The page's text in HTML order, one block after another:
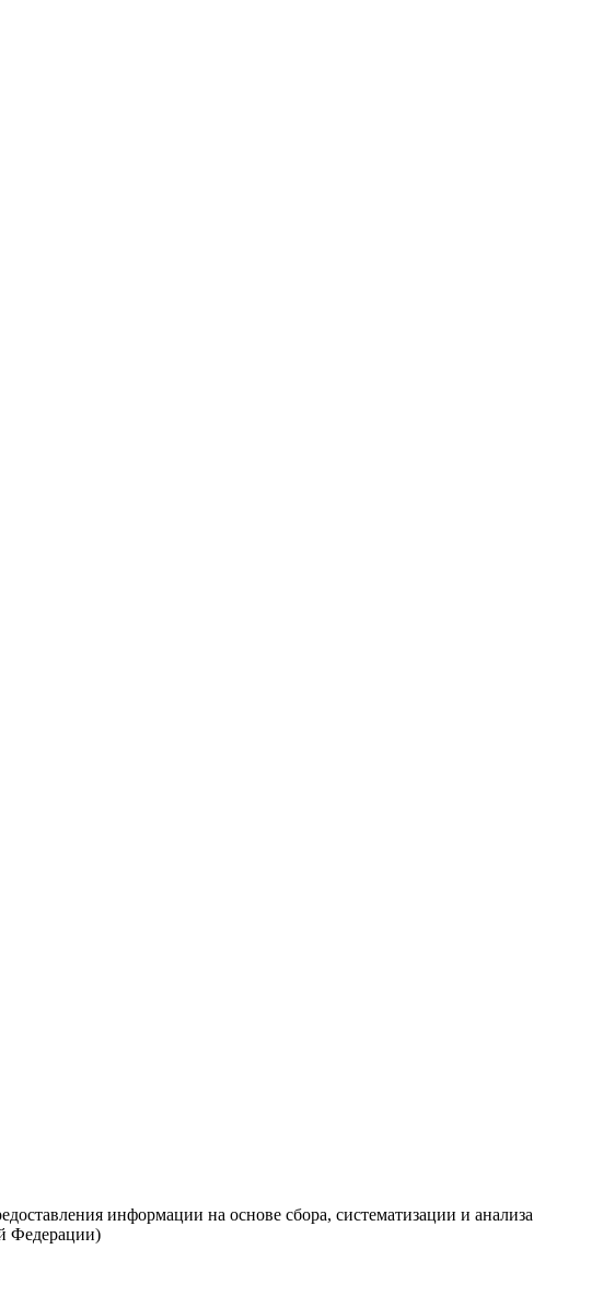
информации на основе сбора, систематизации и анализа
Федерации)